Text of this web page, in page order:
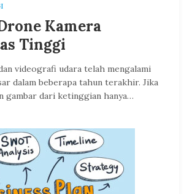
Kamera
Tinggi
videografi udara telah mengalami
dalam beberapa tahun terakhir. Jika
gambar dari ketinggian hanya…